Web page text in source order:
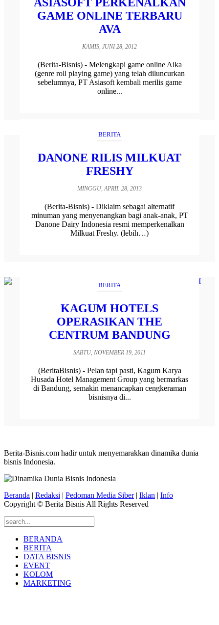
GAME ONLINE TERBARU
AVA
KAMIS, JUNI 28, 2012
(Berita-Bisnis) - Melengkapi game online Aika
(genre roll playing game) yang telah diluncurkan
sebelumnya, PT Asiasoft kembali merilis game
online...
BERITA
DANONE RILIS MILKUAT
FRESHY
MINGGU, APRIL 28, 2013
(Berita-Bisnis) - Diklaim sebagai alternatif
minuman yang menyenangkan bagi anak-anak, PT
Danone Dairy Indonesia resmi memperkenalkan
Milkuat Freshy. (lebih…)
BERITA
KAGUM HOTELS
OPERASIKAN THE
CENTRUM BANDUNG
SABTU, NOVEMBER 19, 2011
(BeritaBisnis) - Pelan tapi pasti, Kagum Karya
Husada Hotel Management Group yang bermarkas
di Bandung, semakin menancapkan cengkeraman
bisnisnya di...
Berita-Bisnis.com hadir untuk menyemarakkan dinamika dunia
bisnis Indonesia.
Beranda | Redaksi | Pedoman Media Siber| Iklan | Info
Copyright © Berita Bisnis All Rights Reserved
BERANDA
BERITA
DATA BISNIS
EVENT
KOLOM
MARKETING